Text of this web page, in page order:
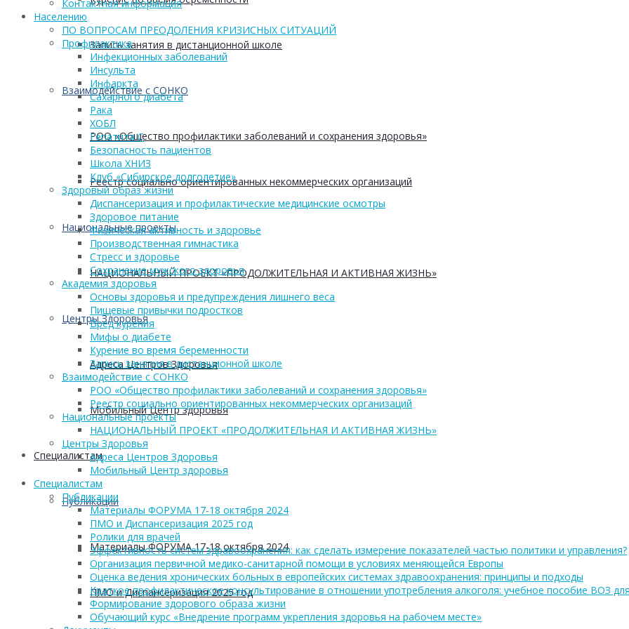
Запись занятия в дистанционной школе
Взаимодействие с СОНКО
РОО «Общество профилактики заболеваний и сохранения здоровья»
Реестр социально ориентированных некоммерческих организаций
Национальные проекты
НАЦИОНАЛЬНЫЙ ПРОЕКТ «ПРОДОЛЖИТЕЛЬНАЯ И АКТИВНАЯ ЖИЗНЬ»
Центры Здоровья
Адреса Центров Здоровья
Мобильный Центр здоровья
Cпециалистам
Публикации
Материалы ФОРУМА 17-18 октября 2024
ПМО и Диспансеризация 2025 год
Контактная информация
Населению
ПО ВОПРОСАМ ПРЕОДОЛЕНИЯ КРИЗИСНЫХ СИТУАЦИЙ
Профилактика
Инфекционных заболеваний
Инсульта
Инфаркта
Сахарного диабета
Рака
ХОБЛ
Гепатита С
Безопасность пациентов
Школа ХНИЗ
Клуб «Сибирское долголетие»
Здоровый образ жизни
Диспансеризация и профилактические медицинские осмотры
Здоровое питание
Физическая активность и здоровье
Производственная гимнастика
Стресс и здоровье
Сохранение мужского здоровья
Академия здоровья
Основы здоровья и предупреждения лишнего веса
Пищевые привычки подростков
Вред курения
Мифы о диабете
Курение во время беременности
Запись занятия в дистанционной школе
Взаимодействие с СОНКО
РОО «Общество профилактики заболеваний и сохранения здоровья»
Реестр социально ориентированных некоммерческих организаций
Национальные проекты
НАЦИОНАЛЬНЫЙ ПРОЕКТ «ПРОДОЛЖИТЕЛЬНАЯ И АКТИВНАЯ ЖИЗНЬ»
Центры Здоровья
Адреса Центров Здоровья
Мобильный Центр здоровья
Cпециалистам
Публикации
Материалы ФОРУМА 17-18 октября 2024
ПМО и Диспансеризация 2025 год
Ролики для врачей
Эффективность систем здравоохранения: как сделать измерение показателей частью политики и управления?
Организация первичной медико-санитарной помощи в условиях меняющейся Европы
Оценка ведения хронических больных в европейских системах здравоохранения: принципы и подходы
Краткое профилактическое консультирование в отношении употребления алкоголя: учебное пособие ВОЗ
Формирование здорового образа жизни
Обучающий курс «Внедрение программ укрепления здоровья на рабочем месте»